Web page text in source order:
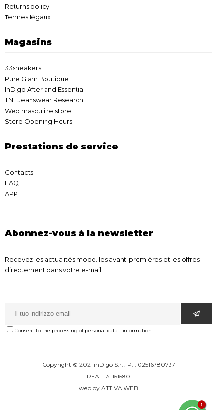
Returns policy
Termes légaux
Magasins
33sneakers
Pure Glam Boutique
InDigo After and Essential
TNT Jeanswear Research
Web masculine store
Store Opening Hours
Prestations de service
Contacts
FAQ
APP
Abonnez-vous à la newsletter
Recevez les actualités mode, les avant-premières et les offres
directement dans votre e-mail
Consent to the processing of personal data - information
Copyright © 2021 inDigo S.r.l. P.I. 02516780737
REA: TA-151580
web by ATTIVA WEB